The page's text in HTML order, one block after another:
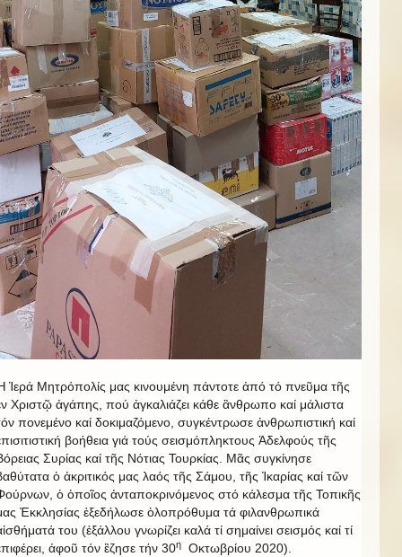
Ἱερά Μητρόπολίς μας κινουμένη πάντοτε ἀπό τό πνεῦμα τῆς
Χριστῷ ἀγάπης, πού ἀγκαλιάζει κάθε ἂνθρωπο καί μάλιστα
πονεμένο καί δοκιμαζόμενο, συγκέντρωσε ἀνθρωπιστική καί
βοήθεια γιά τούς σεισμόπληκτους Ἀδελφούς τῆς
Συρίας καί τῆς Νότιας Τουρκίας. Μᾶς συγκίνησε
ὁ ἀκριτικός μας λαός τῆς Σάμου, τῆς Ἰκαρίας καί τῶν
ὁ ὁποῖος ἀνταποκρινόμενος στό κάλεσμα τῆς Τοπικῆς
Ἐκκλησίας ἐξεδήλωσε ὁλοπρόθυμα τά φιλανθρωπικά
του (ἐξάλλου γνωρίζει καλά τί σημαίνει σεισμός καί τί
ἀφοῦ τόν ἒζησε τήν 30η Οκτωβρίου 2020).